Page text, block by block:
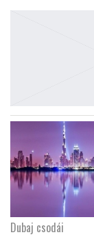
Dubaj csodái